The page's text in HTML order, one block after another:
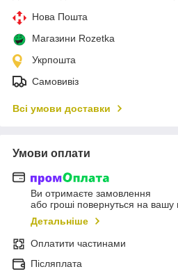
Нова Пошта
Магазини Rozetka
Укрпошта
Самовивіз
Всі умови доставки
Умови оплати
Ви отримаєте замовлення
або гроші повернуться на вашу
Детальніше
Оплатити частинами
Післяплата